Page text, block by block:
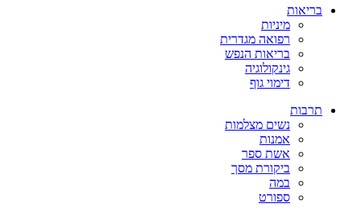
בריאות
מיניות
רפואה מגדרית
בריאות הנפש
גינקולוגיה
דימוי גוף
תרבות
נשים מצלמות
אמנות
אשת ספר
ביקורת מסך
במה
ספורט